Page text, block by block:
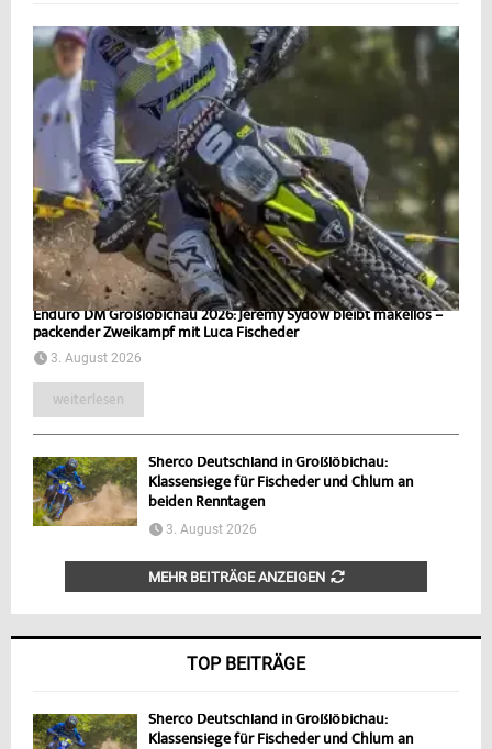
Enduro DM Großlöbichau 2026: Jeremy Sydow bleibt makellos –
packender Zweikampf mit Luca Fischeder
3. August 2026
weiterlesen
Sherco Deutschland in Großlöbichau:
Klassensiege für Fischeder und Chlum an
beiden Renntagen
3. August 2026
MEHR BEITRÄGE ANZEIGEN
TOP BEITRÄGE
Sherco Deutschland in Großlöbichau:
Klassensiege für Fischeder und Chlum an